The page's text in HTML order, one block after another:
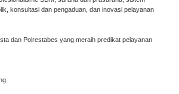
konsultasi dan pengaduan, dan inovasi pelayanan
dan Polrestabes yang meraih predikat pelayanan